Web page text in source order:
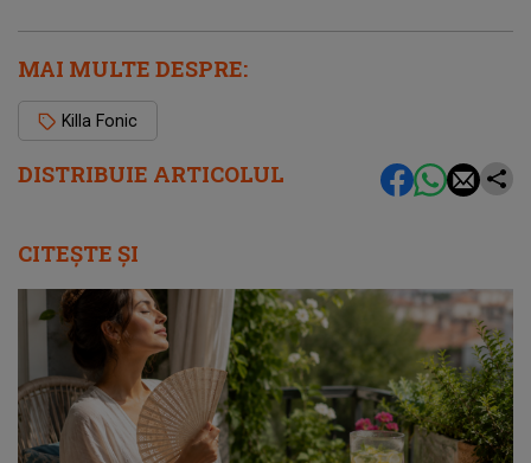
DISTRIBUIE ARTICOLUL
MAI MULTE DESPRE:
Killa Fonic
CITEȘTE ȘI